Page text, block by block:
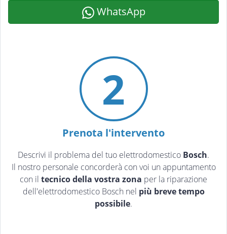
WhatsApp
2
Prenota l'intervento
Descrivi il problema del tuo elettrodomestico Bosch.
Il nostro personale concorderà con voi un appuntamento
con il tecnico della vostra zona per la riparazione
dell'elettrodomestico Bosch nel più breve tempo
possibile.